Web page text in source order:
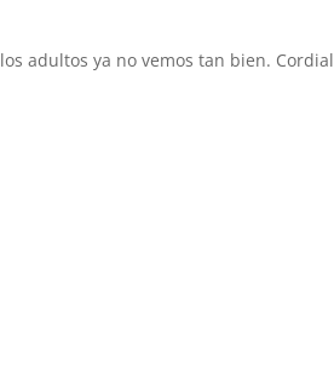
adultos ya no vemos tan bien. Cordial